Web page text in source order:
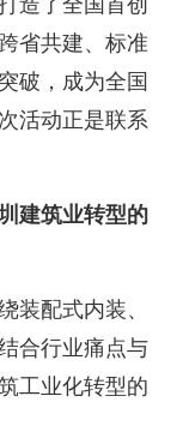
省共建、标准
破，成为全国
活动正是联系
建筑业转型的
装配式内装、
合行业痛点与
工业化转型的